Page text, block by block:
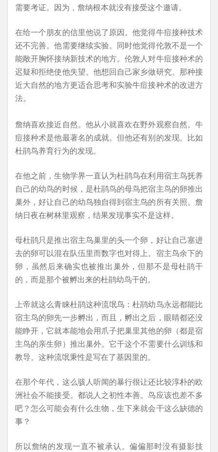
需要考证。因为，詹纳根本就没有接受这个邀请。
在给一个朋友的信里他说了原因。他觉得牛痘接种技术
还不完善。他需要继续实验。同时他觉得伦敦不是一个
能敞开胸怀接纳新技术的地方。伦敦人对牛痘接种术的
迟疑和拒绝使他失望。他想回自己家乡做研究。那种接
近大自然的地方更适合思考和实验牛痘接种术的改进方
法。
詹纳喜欢接近自然。他从小就喜欢在野外观察自然。牛
痘接种术是他最著名的成就。但他还有别的发现。比如
杜鹃鸟养育行为的发现。
在他之前，生物学界一直认为杜鹃鸟在利用宿主鸟抚养
自己的幼鸟的时候，是杜鹃鸟的母鸟把宿主鸟的卵推出
巢外，好让自己的幼鸟独自得到宿主鸟的所有关照。詹
纳日夜在树林里观察，结果发现事实不是这样。
母杜鹃只是推出宿主鸟巢里的头一个卵，好让自己塞进
去的卵可以混在队伍里而数字也对得上。宿主鸟余下的
卵，虽然后来确实也被推出巢外，但那不是母杜鹃干
的，而是那个被孵出来的杜鹃幼鸟干的。
上帝就这么青睐杜鹃这种流氓鸟：杜鹃幼鸟永远都能比
宿主鸟的卵先一步孵出，而且，孵出之后，眼睛都还没
能睁开，它就本能地会用爪子把巢里其他的卵（都是宿
主鸟的亲生卵）推出巢外。它干这个不需要什么训练和
教导。这种流氓秉性是写在了基因里的。
在那个年代，这么骇人听闻的暴行很让还比较淳朴的欧
洲社会不能接受。都说人之初性本善。鸟应该也差不多
吧？怎么可能会有什么生物，生下来就会干这么缺德的
事？
所以詹纳的发现一直不被承认。偏偏那时没有摄影技